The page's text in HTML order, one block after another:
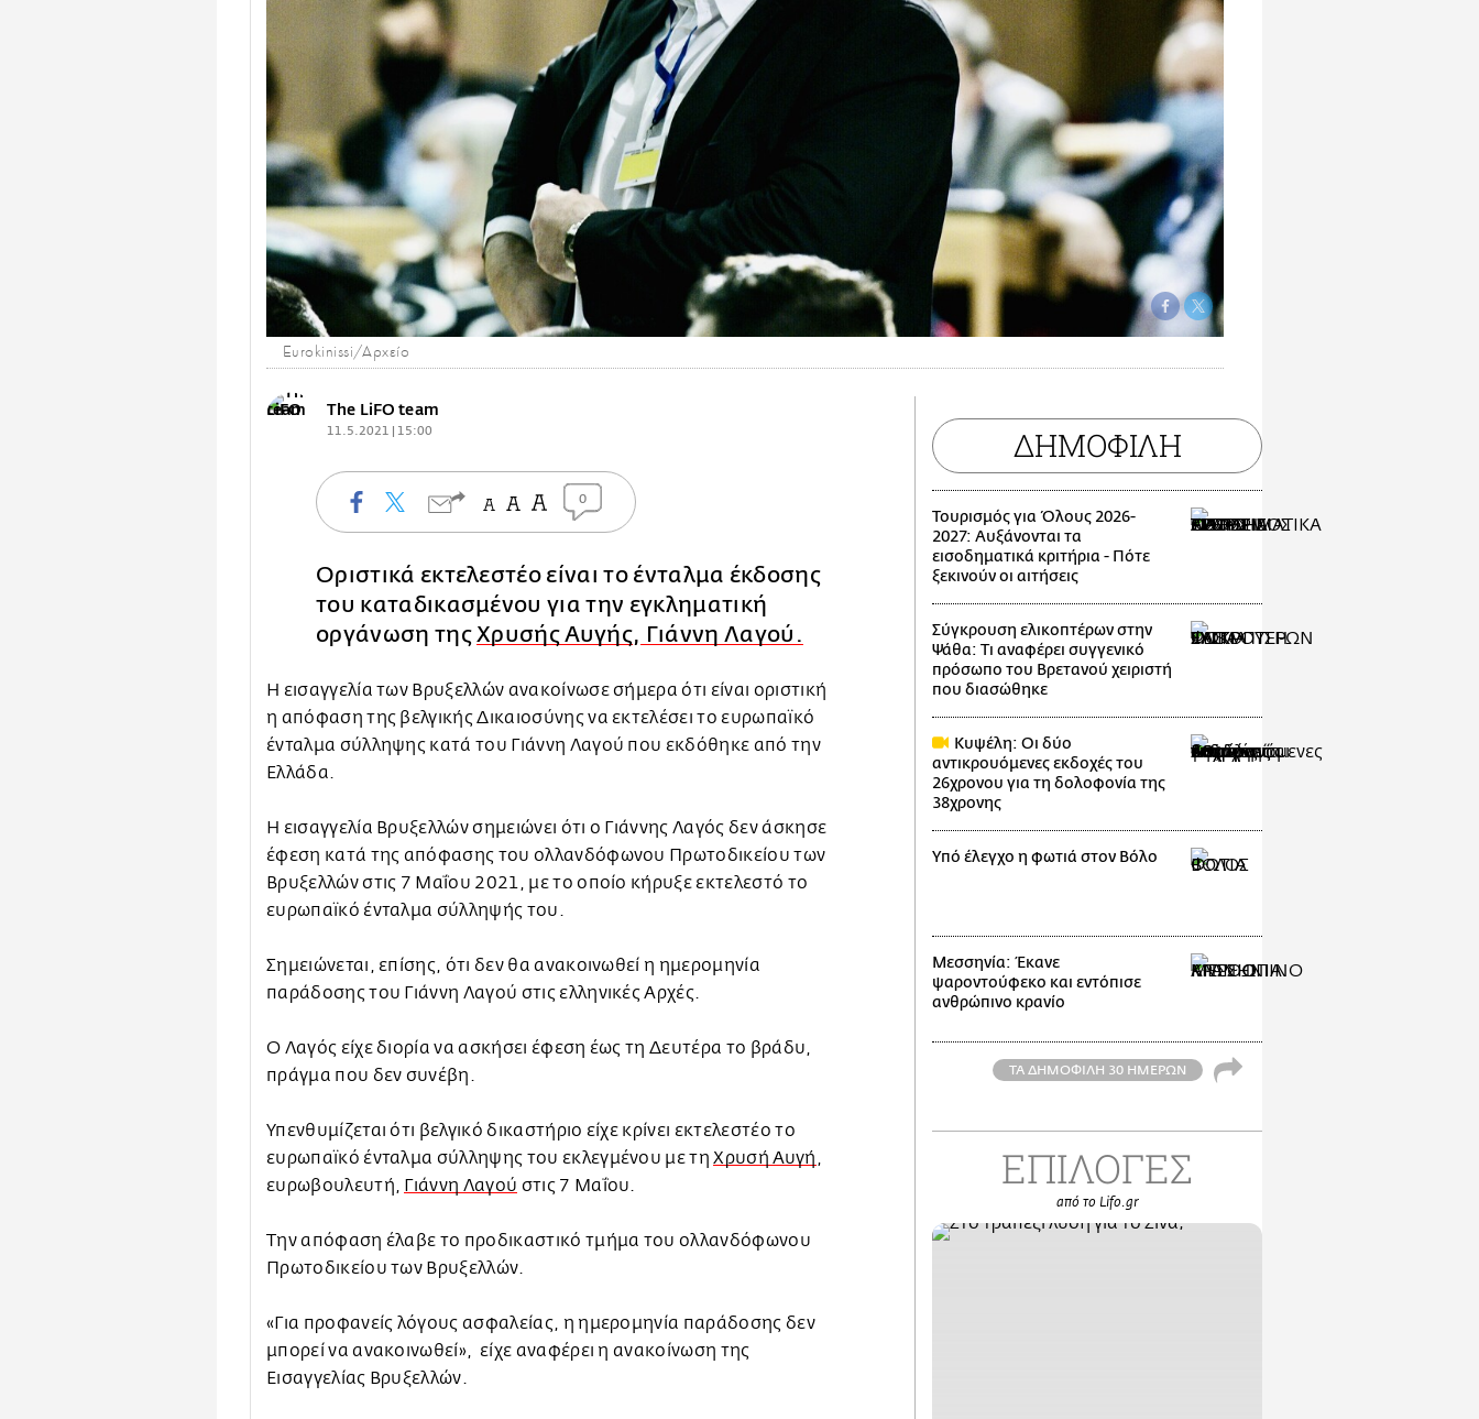
Eurokinissi/Αρχείο
The LiFO team
11.5.2021 | 15:00
0
Οριστικά εκτελεστέο είναι το ένταλμα έκδοσης
του καταδικασμένου για την εγκληματική
οργάνωση τηςΧρυσής Αυγής, Γιάννη Λαγού.
Η εισαγγελία των Βρυξελλών ανακοίνωσε σήμερα ότι είναι οριστική
η απόφαση της βελγικής Δικαιοσύνης να εκτελέσει το ευρωπαϊκό
ένταλμα σύλληψης κατά του Γιάννη Λαγού που εκδόθηκε από την
Ελλάδα.
Η εισαγγελία Βρυξελλών σημειώνει ότι ο Γιάννης Λαγός δεν άσκησε
έφεση κατά της απόφασης του ολλανδόφωνου Πρωτοδικείου των
Βρυξελλών στις 7 Μαΐου 2021, με το οποίο κήρυξε εκτελεστό το
ευρωπαϊκό ένταλμα σύλληψής του.
Σημειώνεται, επίσης, ότι δεν θα ανακοινωθεί η ημερομηνία
παράδοσης του Γιάννη Λαγού στις ελληνικές Αρχές.
Ο Λαγός είχε διορία να ασκήσει έφεση έως τη Δευτέρα το βράδυ,
πράγμα που δεν συνέβη.
Υπενθυμίζεται ότι βελγικό δικαστήριο είχε κρίνει εκτελεστέο το
ευρωπαϊκό ένταλμα σύλληψης του εκλεγμένου με τηΧρυσή Αυγή,
ευρωβουλευτή, Γιάννη Λαγού στις 7 Μαΐου.
Την απόφαση έλαβε το προδικαστικό τμήμα του ολλανδόφωνου
Πρωτοδικείου των Βρυξελλών.
«Για προφανείς λόγους ασφαλείας, η ημερομηνία παράδοσης δεν
μπορεί να ανακοινωθεί», είχε αναφέρει η ανακοίνωση της
Εισαγγελίας Βρυξελλών.
ΔΗΜΟΦΙΛΗ
Τουρισμός για Όλους 2026-
2027: Αυξάνονται τα
εισοδηματικά κριτήρια - Πότε
ξεκινούν οι αιτήσεις
Σύγκρουση ελικοπτέρων στην
Ψάθα: Τι αναφέρει συγγενικό
πρόσωπο του Βρετανού χειριστή
που διασώθηκε
Κυψέλη: Οι δύο
αντικρουόμενες εκδοχές του
26χρονου για τη δολοφονία της
38χρονης
Υπό έλεγχο η φωτιά στον Βόλο
Μεσσηνία: Έκανε
ψαροντούφεκο και εντόπισε
ανθρώπινο κρανίο
ΤΑ ΔΗΜΟΦΙΛΗ 30 ΗΜΕΡΩΝ
ΕΠΙΛΟΓΕΣ
από το Lifo.gr